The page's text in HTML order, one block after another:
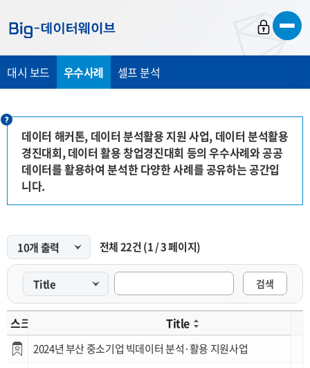
가
가
가
대시 보드 우수사례 셀프 분석
데이터 해커톤, 데이터 분석활용 지원 사업, 데이터 분석활용
경진대회, 데이터 활용 창업경진대회 등의 우수사례와 공공
데이터를 활용하여 분석한 다양한 사례를 공유하는 공간입
니다.
전체22건(1/3페이지)
검색
스크랩 Title
2024년 부산 중소기업 빅데이터 분석·활용 지원사업